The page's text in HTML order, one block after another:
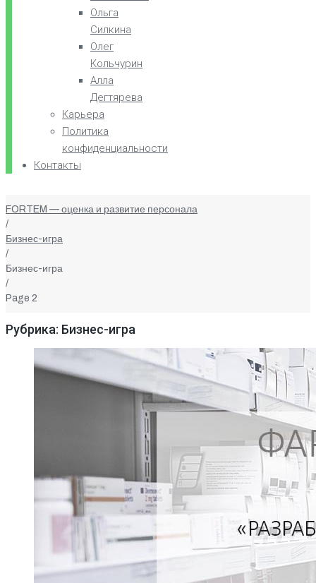
Ольга
Силкина
Олег
Кольчурин
Алла
Дегтярева
Карьера
Политика
конфиденциальности
Контакты
FORTEM — оценка и развитие персонала
/
Бизнес-игра
/
Бизнес-игра
/
Page 2
Рубрика: Бизнес-игра